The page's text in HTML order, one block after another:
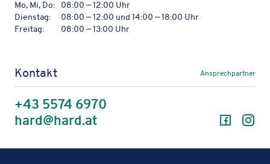
Mo, Mi, Do:
08:00 — 12:00 Uhr
Dienstag:
08:00 — 12:00 und 14:00 — 18:00 Uhr
Freitag:
08:00 — 13:00 Uhr
Kontakt Ansprechpartner
+43 5574 6970
hard@hard.at